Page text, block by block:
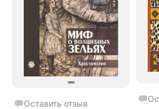
Оставить отзыв